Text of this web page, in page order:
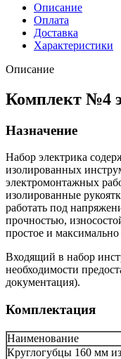
Описание
Оплата
Доставка
Характеристики
Описание
Комплект №4
Назначение
Набор электрика
изолированных
электромонтажных
изолированные
работать под
прочностью,
простое и
Входящий в набор
необходимости
документация).
Комплектация
Наименование
Круглогубцы 160 мм